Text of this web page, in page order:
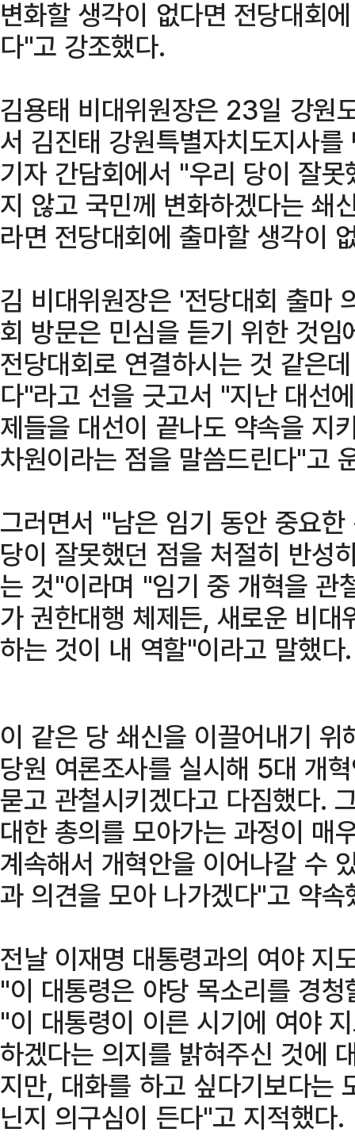
변화할 생각이 없다면 전당대회
다"고 강조했다.
김용태 비대위원장은 23일 강원
서 김진태 강원특별자치도지사
기자 간담회에서 "우리 당이 잘
지 않고 국민께 변화하겠다는 쇄
라면 전당대회에 출마할 생각이
김 비대위원장은 '전당대회 출마
회 방문은 민심을 듣기 위한 것
전당대회로 연결하시는 것 같은
다"라고 선을 긋고서 "지난 대선
제들을 대선이 끝나도 약속을 지
차원이라는 점을 말씀드린다"고
그러면서 "남은 임기 동안 중요
당이 잘못했던 점을 처절히 반성
는 것"이라며 "임기 중 개혁을 관
가 권한대행 체제든, 새로운 비
하는 것이 내 역할"이라고 말했다.
이 같은 당 쇄신을 이끌어내기
당원 여론조사를 실시해 5대 개
묻고 관철시키겠다고 다짐했다.
대한 총의를 모아가는 과정이 매
계속해서 개혁안을 이어나갈 수
과 의견을 모아 나가겠다"고 약속
전날 이재명 대통령과의 여야 지
"이 대통령은 야당 목소리를 경
"이 대통령이 이른 시기에 여야
하겠다는 의지를 밝혀주신 것에
지만, 대화를 하고 싶다기보다는
닌지 의구심이 든다"고 지적했다.